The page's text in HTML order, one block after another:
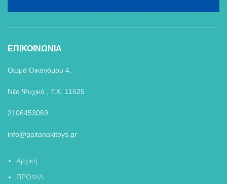
ΕΠΙΚΟΙΝΩΝΙΑ
Θωμά Οικονόμου 4,
Νέο Ψυχικό , Τ.Κ. 11525
2106453069
info@gaitanakitoys.gr
Αρχική
ΠΡΟΦΙΛ